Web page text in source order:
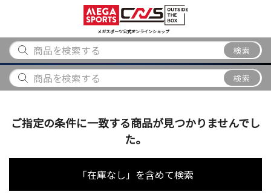
メガスポーツ公式オンラインショップ
検索
アウトドア
から探す
ブランド
から探す
検索
ご指定の条件に一致する商品が見つかりませんでし
た。
「在庫なし」を含めて検索